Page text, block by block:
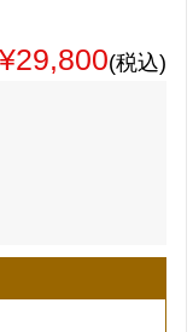
¥29,800(税込)